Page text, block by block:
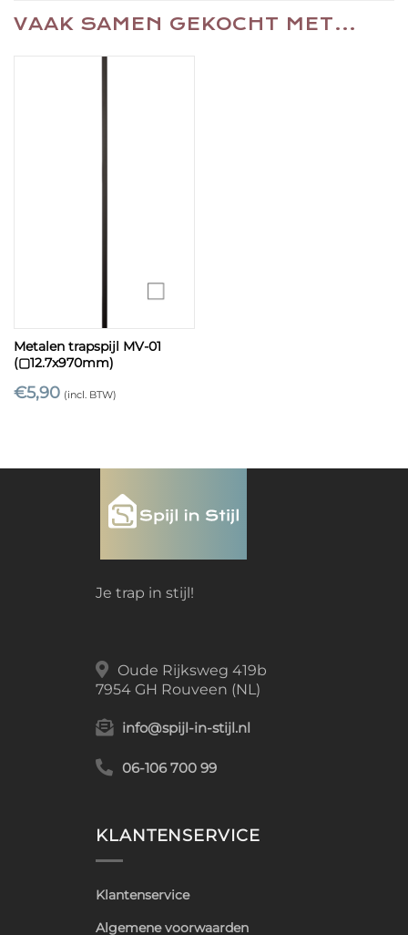
VAAK SAMEN GEKOCHT MET…
Metalen trapspijl MV-01
(▢12.7x970mm)
€5,90 (incl. BTW)
Je trap in stijl!
Oude Rijksweg 419b
7954 GH Rouveen (NL)
info@spijl-in-stijl.nl
06-106 700 99
KLANTENSERVICE
Klantenservice
Algemene voorwaarden